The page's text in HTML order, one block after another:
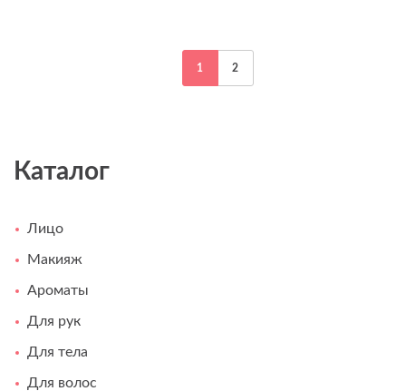
1 2
Каталог
Лицо
Макияж
Ароматы
Для рук
Для тела
Для волос